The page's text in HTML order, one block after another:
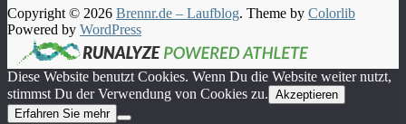
Copyright © 2026 Brennr.de – Laufblog. Theme by Colorlib
Powered by WordPress
Diese Website benutzt Cookies. Wenn Du die Website weiter nutzt,
stimmst Du der Verwendung von Cookies zu. Akzeptieren
Erfahren Sie mehr